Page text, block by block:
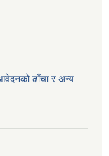
ढाँचा र अन्य